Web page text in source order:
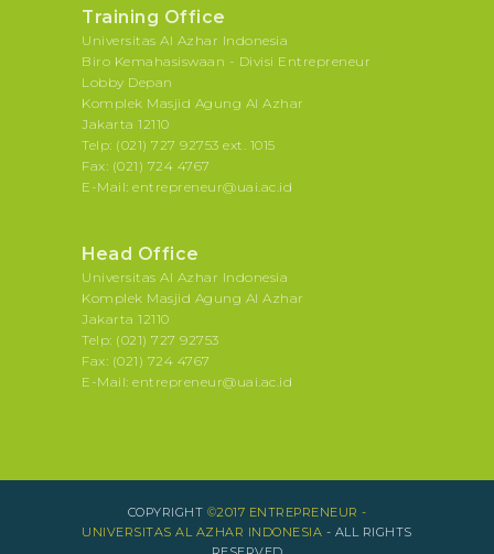
Training Office
Universitas Al Azhar Indonesia
Biro Kemahasiswaan - Divisi Entrepreneur
Lobby Depan
Komplek Masjid Agung Al Azhar
Jakarta 12110
Telp: (021) 727 92753 ext. 1015
Fax: (021) 724 4767
E-Mail: entrepreneur@uai.ac.id
Head Office
Universitas Al Azhar Indonesia
Komplek Masjid Agung Al Azhar
Jakarta 12110
Telp: (021) 727 92753
Fax: (021) 724 4767
E-Mail: entrepreneur@uai.ac.id
COPYRIGHT ©2017 ENTREPRENEUR -
UNIVERSITAS AL AZHAR INDONESIA - ALL RIGHTS